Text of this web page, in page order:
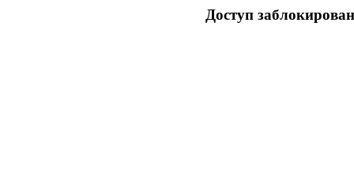
Доступ